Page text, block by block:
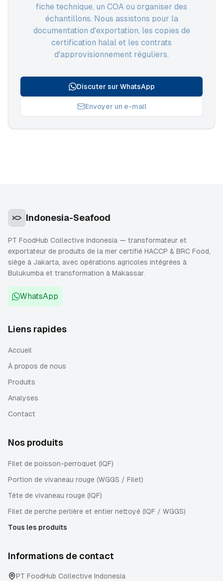
fiche technique, un COA ou organiser des
échantillons. Nous assistons pour la
documentation d'exportation, les copies de
certification halal et les contrats
d'approvisionnement réguliers.
Discuter sur WhatsApp
Envoyer un e-mail
Indonesia-Seafood
PT FoodHub Collective Indonesia — transformateur et
exportateur de produits de la mer certifié HACCP & BRC Food,
siège à Jakarta, avec opérations agricoles intégrées à
Bulukumba et transformation à Makassar.
WhatsApp
Liens rapides
Accueil
À propos de nous
Produits
Analyses
Contact
Nos produits
Filet de poisson-perroquet (IQF)
Portion de vivaneau rouge (WGGS / Filet)
Tête de vivaneau rouge (IQF)
Filet de perche perlière et entier nettoyé (IQF / WGGS)
Tous les produits
Informations de contact
PT FoodHub Collective Indonesia